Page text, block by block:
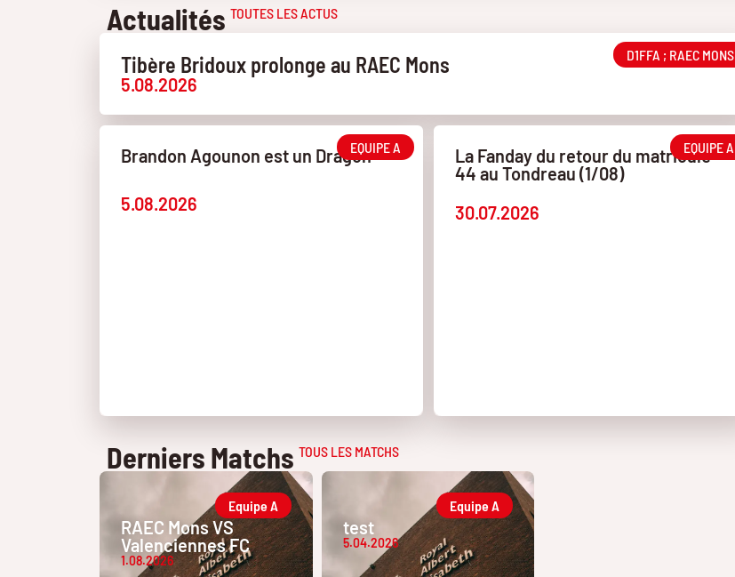
Actualités TOUTES LES ACTUS
D1FFA ; RAEC MONS
Tibère Bridoux prolonge au RAEC Mons
5.08.2026
EQUIPE A
Brandon Agounon est un Dragon
5.08.2026
EQUIPE A
La Fanday du retour du matricule
44 au Tondreau (1/08)
30.07.2026
Derniers Matchs TOUS LES MATCHS
Equipe A
RAEC Mons VS
Valenciennes FC
1.08.2026
Equipe A
test
5.04.2026